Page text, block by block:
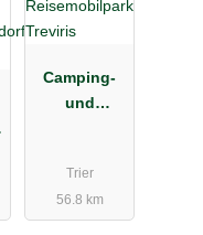
Camping-
und
Trier
56.8 km